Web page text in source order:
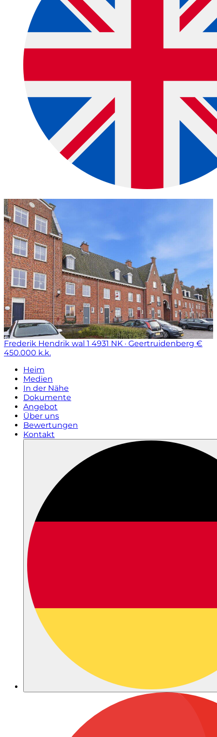
Frederik Hendrik wal 1 4931 NK · Geertruidenberg €
450.000 k.k.
Heim
Medien
In der Nähe
Dokumente
Angebot
Über uns
Bewertungen
Kontakt